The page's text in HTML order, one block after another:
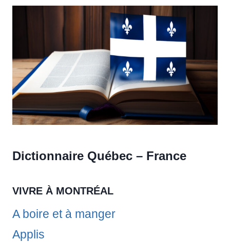
Dictionnaire Québec – France
VIVRE À MONTRÉAL
A boire et à manger
Applis